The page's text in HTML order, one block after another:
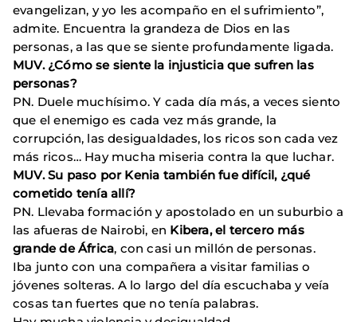
evangelizan, y yo les acompaño en el sufrimiento”,
admite. Encuentra la grandeza de Dios en las
personas, a las que se siente profundamente ligada.
MUV. ¿Cómo se siente la injusticia que sufren las
personas?
PN. Duele muchísimo. Y cada día más, a veces siento
que el enemigo es cada vez más grande, la
corrupción, las desigualdades, los ricos son cada vez
más ricos… Hay mucha miseria contra la que luchar.
MUV. Su paso por Kenia también fue difícil, ¿qué
cometido tenía allí?
PN. Llevaba formación y apostolado en un suburbio a
las afueras de Nairobi, en Kibera, el tercero más
grande de África, con casi un millón de personas.
Iba junto con una compañera a visitar familias o
jóvenes solteras. A lo largo del día escuchaba y veía
cosas tan fuertes que no tenía palabras.